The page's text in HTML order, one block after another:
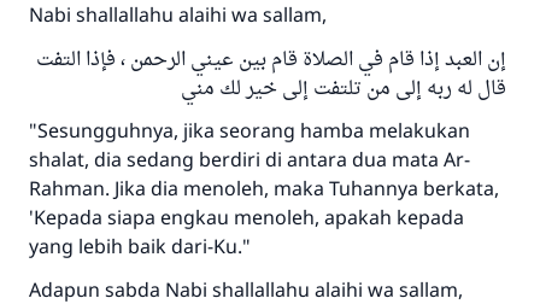
Nabi shallallahu alaihi wa sallam,
إن العبد إذا قام في الصلاة قام بين عيني الرحمن ، فإذا التفت
قال له ربه إلى من تلتفت إلى خير لك مني
"Sesungguhnya, jika seorang hamba melakukan
shalat, dia sedang berdiri di antara dua mata Ar-
Rahman. Jika dia menoleh, maka Tuhannya berkata,
'Kepada siapa engkau menoleh, apakah kepada
yang lebih baik dari-Ku."
Adapun sabda Nabi shallallahu alaihi wa sallam,